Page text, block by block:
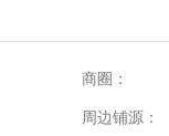
商圈：
周边铺源：